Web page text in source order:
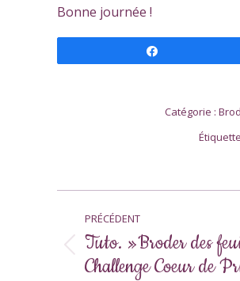
Bonne journée !
Catégorie :
Navigation
article
PRÉCÉDENT
Article
précédent
Tuto. »Broder des
Challenge Coeur de